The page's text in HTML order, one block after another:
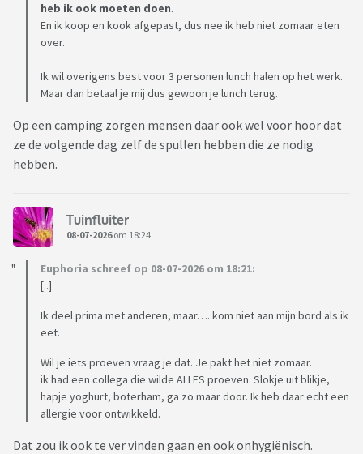
heb ik ook moeten doen.
En ik koop en kook afgepast, dus nee ik heb niet zomaar eten
over.
Ik wil overigens best voor 3 personen lunch halen op het werk.
Maar dan betaal je mij dus gewoon je lunch terug.
Op een camping zorgen mensen daar ook wel voor hoor dat
ze de volgende dag zelf de spullen hebben die ze nodig
hebben.
Tuinfluiter
08-07-2026om 18:24
Euphoria schreef op 08-07-2026 om 18:21:
[..]
Ik deel prima met anderen, maar…..kom niet aan mijn bord als ik
eet.
Wil je iets proeven vraag je dat. Je pakt het niet zomaar.
ik had een collega die wilde ALLES proeven. Slokje uit blikje,
hapje yoghurt, boterham, ga zo maar door. Ik heb daar echt een
allergie voor ontwikkeld.
Dat zou ik ook te ver vinden gaan en ook onhygiënisch.